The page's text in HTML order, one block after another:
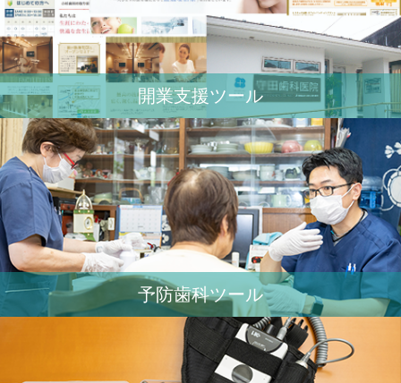
開業⽀援ツール
予防歯科ツール